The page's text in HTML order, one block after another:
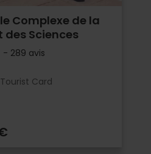
Complexe de la
des Sciences
- 289 avis
Tourist Card